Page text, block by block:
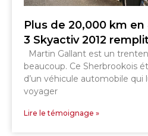
Plus de 20,000 km
3 Skyactiv 2012
Martin Gallant est un
beaucoup. Ce Sherbrookois
d’un véhicule automobile
voyager
Lire le témoignage »
SHERBROOKE
GRANBY
MAGOG